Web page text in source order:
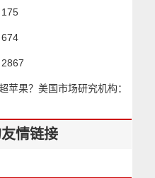
175
674
2867
苹果？美国市场研究机构：
情链接